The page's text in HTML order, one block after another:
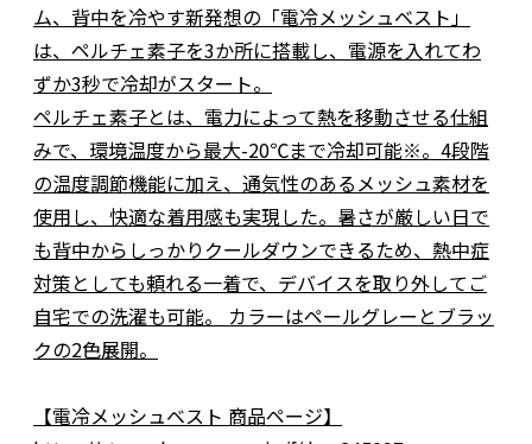
ム、背中を冷やす新発想の「電冷メッシュベスト」
は、ペルチェ素子を3か所に搭載し、電源を入れてわ
ずか3秒で冷却がスタート。
ペルチェ素子とは、電力によって熱を移動させる仕組
みで、環境温度から最大-20℃まで冷却可能※。4段階
の温度調節機能に加え、通気性のあるメッシュ素材を
使用し、快適な着用感も実現した。暑さが厳しい日で
も背中からしっかりクールダウンできるため、熱中症
対策としても頼れる一着で、デバイスを取り外してご
自宅での洗濯も可能。 カラーはペールグレーとブラッ
クの2色展開。
【電冷メッシュベスト 商品ページ】